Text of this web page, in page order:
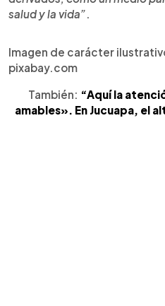
salud y la vida”.
Imagen de carácter
pixabay.com
También: “Aquí la
amables». En Jucuapa, el